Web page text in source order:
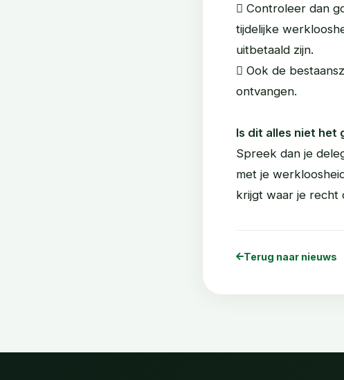
 Controleer dan
tijdelijke
uitbetaald zijn.
 Ook de
ontvangen.
Is dit alles niet het
Spreek dan je
met je
krijgt waar je recht
Terug naar nieuws